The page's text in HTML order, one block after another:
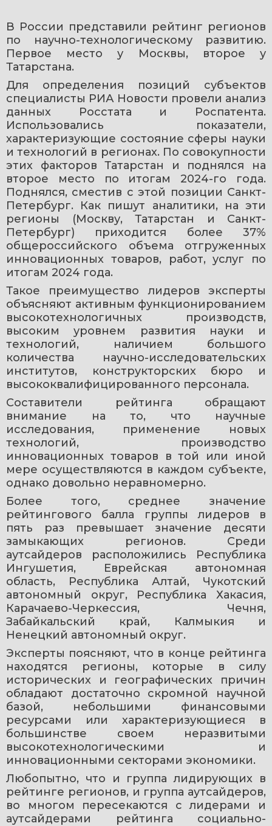
В России представили рейтинг регионов
по научно-технологическому развитию.
Первое место у Москвы, второе у
Татарстана.
Для определения позиций субъектов
специалисты РИА Новости провели анализ
данных Росстата и Роспатента.
Использовались показатели,
характеризующие состояние сферы науки
и технологий в регионах. По совокупности
этих факторов Татарстан и поднялся на
второе место по итогам 2024-го года.
Поднялся, сместив с этой позиции Санкт-
Петербург. Как пишут аналитики, на эти
регионы (Москву, Татарстан и Санкт-
Петербург) приходится более 37%
общероссийского объема отгруженных
инновационных товаров, работ, услуг по
итогам 2024 года.
Такое преимущество лидеров эксперты
объясняют активным функционированием
высокотехнологичных производств,
высоким уровнем развития науки и
технологий, наличием большого
количества научно-исследовательских
институтов, конструкторских бюро и
высококвалифицированного персонала.
Составители рейтинга обращают
внимание на то, что научные
исследования, применение новых
технологий, производство
инновационных товаров в той или иной
мере осуществляются в каждом субъекте,
однако довольно неравномерно.
Более того, среднее значение
рейтингового балла группы лидеров в
пять раз превышает значение десяти
замыкающих регионов. Среди
аутсайдеров расположились Республика
Ингушетия, Еврейская автономная
область, Республика Алтай, Чукотский
автономный округ, Республика Хакасия,
Карачаево-Черкессия, Чечня,
Забайкальский край, Калмыкия и
Ненецкий автономный округ.
Эксперты поясняют, что в конце рейтинга
находятся регионы, которые в силу
исторических и географических причин
обладают достаточно скромной научной
базой, небольшими финансовыми
ресурсами или характеризующиеся в
большинстве своем неразвитыми
высокотехнологическими и
инновационными секторами экономики.
Любопытно, что и группа лидирующих в
рейтинге регионов, и группа аутсайдеров,
во многом пересекаются с лидерами и
аутсайдерами рейтинга социально-